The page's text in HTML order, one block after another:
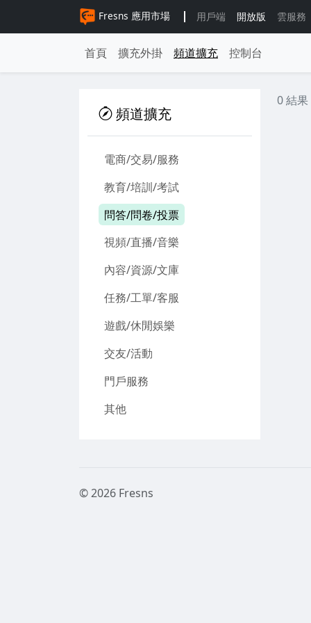
Fresns 應用市場 用戶端 開放版 雲服務
首頁 擴充外掛 頻道擴充 控制台
頻道擴充
電商/交易/服務
教育/培訓/考試
問答/問卷/投票
視頻/直播/音樂
內容/資源/文庫
任務/工單/客服
遊戲/休閒娛樂
交友/活動
門戶服務
其他
0 結果
© 2026 Fresns